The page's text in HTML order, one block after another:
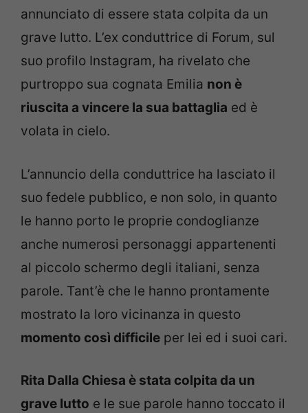
annunciato di essere stata colpita da un
grave lutto. L’ex conduttrice di Forum, sul
suo profilo Instagram, ha rivelato che
purtroppo sua cognata Emilia non è
riuscita a vincere la sua battaglia ed è
volata in cielo.
L’annuncio della conduttrice ha lasciato il
suo fedele pubblico, e non solo, in quanto
le hanno porto le proprie condoglianze
anche numerosi personaggi appartenenti
al piccolo schermo degli italiani, senza
parole. Tant’è che le hanno prontamente
mostrato la loro vicinanza in questo
momento così difficile per lei ed i suoi cari.
Rita Dalla Chiesa è stata colpita da un
grave lutto e le sue parole hanno toccato il